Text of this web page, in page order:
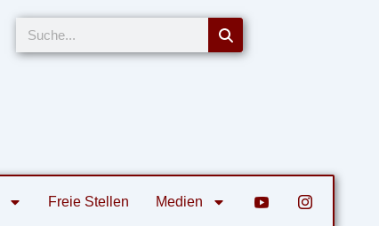
Suche
Freie Stellen Medien